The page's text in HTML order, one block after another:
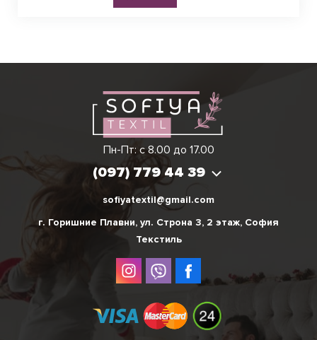
Пн-Пт: с 8.00 до 17.00
(097) 779 44 39
Виктория
(097) 779 44 39
sofiyatextil@gmail.com
г. Горишние Плавни, ул. Строна 3, 2 этаж, София
Текстиль